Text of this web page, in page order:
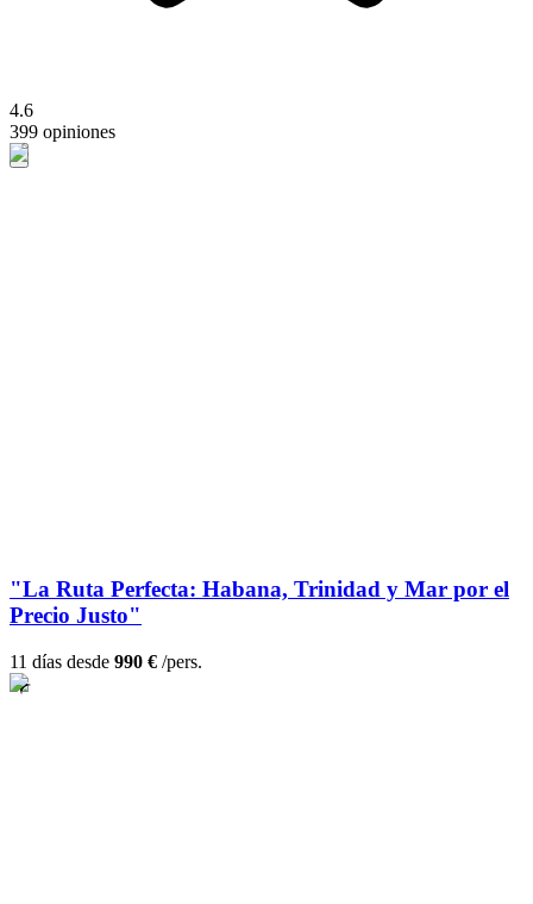
4.6
399 opiniones
"La Ruta Perfecta: Habana, Trinidad y Mar por el
Precio Justo"
11 días desde 990 € /pers.